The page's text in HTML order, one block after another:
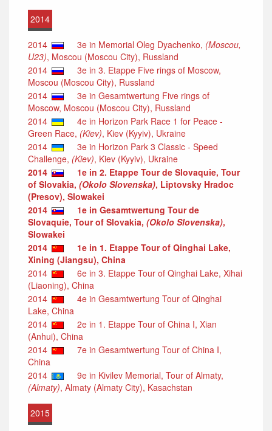
2014
2014 3e in Memorial Oleg Dyachenko, (Moscou,
U23), Moscou (Moscou City), Russland
2014
3e in 3. Etappe Five rings of Moscow,
Moscou (Moscou City), Russland
2014
3e in Gesamtwertung Five rings of
Moscow, Moscou (Moscou City), Russland
2014
4e in Horizon Park Race 1 for Peace -
Green Race, (Kiev), Kiev (Kyyiv), Ukraine
2014
3e in Horizon Park 3 Classic - Speed
Challenge, (Kiev), Kiev (Kyyiv), Ukraine
2014
1e in 2. Etappe Tour de Slovaquie, Tour
of Slovakia, (Okolo Slovenska), Liptovsky Hradoc
(Presov), Slowakei
2014
1e in Gesamtwertung Tour de
Slovaquie, Tour of Slovakia, (Okolo Slovenska),
Slowakei
2014
1e in 1. Etappe Tour of Qinghai Lake,
Xining (Jiangsu), China
2014
6e in 3. Etappe Tour of Qinghai Lake, Xihai
(Liaoning), China
2014
4e in Gesamtwertung Tour of Qinghai
Lake, China
2014
2e in 1. Etappe Tour of China I, Xian
(Anhui), China
2014
7e in Gesamtwertung Tour of China I,
China
2014
9e in Kivilev Memorial, Tour of Almaty,
(Almaty), Almaty (Almaty City), Kasachstan
2015